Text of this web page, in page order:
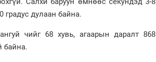
градус дулаан байна.
чийг 68 хувь, агаарын даралт 868
байна.